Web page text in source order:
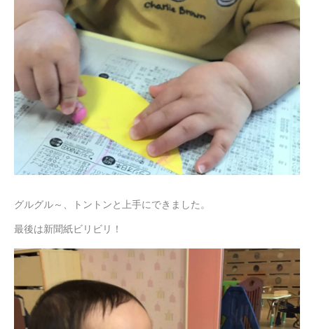
グルグル～、トントンと上手にできました。
最後は新聞紙ビリビリ！